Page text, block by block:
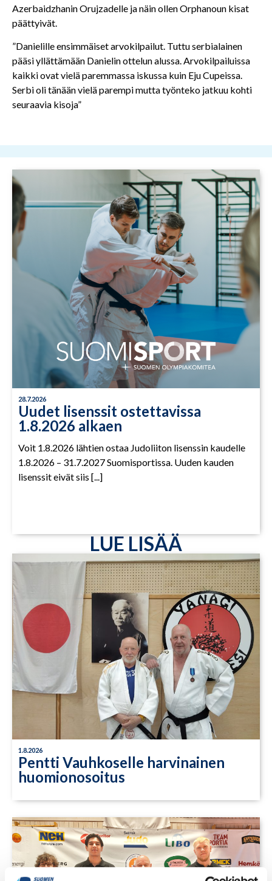
Azerbaidzhanin Orujzadelle ja näin ollen Orphanoun kisat
päättyivät.
”Danielille ensimmäiset arvokilpailut. Tuttu serbialainen
pääsi yllättämään Danielin ottelun alussa. Arvokilpailuissa
kaikki ovat vielä paremmassa iskussa kuin Eju Cupeissa.
Serbi oli tänään vielä parempi mutta työnteko jatkuu kohti
seuraavia kisoja”
28.7.2026
Uudet lisenssit ostettavissa
1.8.2026 alkaen
Voit 1.8.2026 lähtien ostaa Judoliiton lisenssin kaudelle
1.8.2026 – 31.7.2027 Suomisportissa. Uuden kauden
lisenssit eivät siis [...]
LUE LISÄÄ
1.8.2026
Pentti Vauhkoselle harvinainen
huomionosoitus